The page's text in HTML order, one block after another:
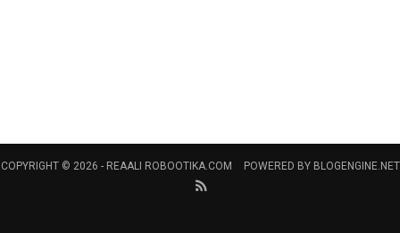
COPYRIGHT © 2026 - REAALI ROBOOTIKA.COM POWERED BY BLOGENGINE.NET